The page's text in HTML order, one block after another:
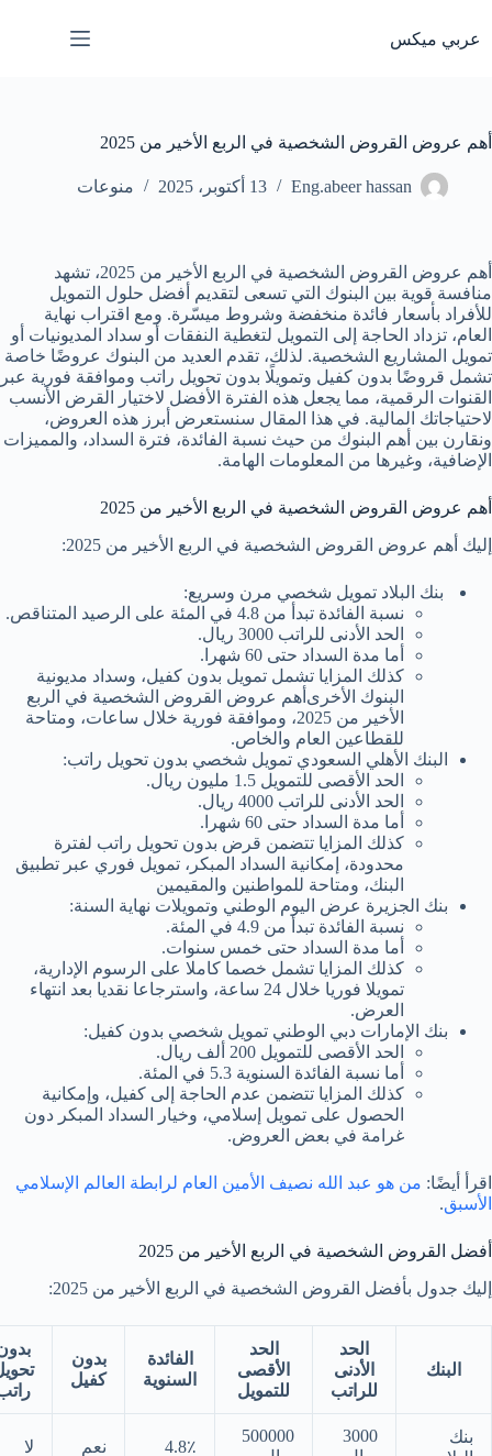
المحتوى
عربي ميكس
⁩أهم عروض القروض الشخصية في الربع الأخير من 2025
Eng.abeer hassan 13 أكتوبر، 2025 منوعات
⁩أهم عروض القروض الشخصية في الربع الأخير من 2025، تشهد
منافسة قوية بين البنوك التي تسعى لتقديم أفضل حلول التمويل
للأفراد بأسعار فائدة منخفضة وشروط ميسّرة. ومع اقتراب نهاية
العام، تزداد الحاجة إلى التمويل لتغطية النفقات أو سداد المديونيات أو
تمويل المشاريع الشخصية. لذلك، تقدم العديد من البنوك عروضًا خاصة
تشمل قروضًا بدون كفيل وتمويلًا بدون تحويل راتب وموافقة فورية عبر
القنوات الرقمية، مما يجعل هذه الفترة الأفضل لاختيار القرض الأنسب
لاحتياجاتك المالية. في هذا المقال سنستعرض أبرز هذه العروض،
ونقارن بين أهم البنوك من حيث نسبة الفائدة، فترة السداد، والمميزات
الإضافية، وغيرها من المعلومات الهامة.
⁩أهم عروض القروض الشخصية في الربع الأخير من 2025
إليك ⁩أهم عروض القروض الشخصية في الربع الأخير من 2025:
بنك البلاد تمويل شخصي مرن وسريع:
نسبة الفائدة تبدأ من 4.8 في المئة على الرصيد المتناقص.
الحد الأدنى للراتب 3000 ريال.
أما مدة السداد حتى 60 شهرا.
كذلك المزايا تشمل تمويل بدون كفيل، وسداد مديونية
البنوك الأخرى⁩أهم عروض القروض الشخصية في الربع
الأخير من 2025، وموافقة فورية خلال ساعات، ومتاحة
للقطاعين العام والخاص.
البنك الأهلي السعودي تمويل شخصي بدون تحويل راتب:
الحد الأقصى للتمويل 1.5 مليون ريال.
الحد الأدنى للراتب 4000 ريال.
أما مدة السداد حتى 60 شهرا.
كذلك المزايا تتضمن قرض بدون تحويل راتب لفترة
محدودة، إمكانية السداد المبكر، تمويل فوري عبر تطبيق
البنك، ومتاحة للمواطنين والمقيمين
بنك الجزيرة عرض اليوم الوطني وتمويلات نهاية السنة:
نسبة الفائدة تبدأ من 4.9 في المئة.
أما مدة السداد حتى خمس سنوات.
كذلك المزايا تشمل خصما كاملا على الرسوم الإدارية،
تمويلا فوريا خلال 24 ساعة، واسترجاعا نقديا بعد انتهاء
العرض.
بنك الإمارات دبي الوطني تمويل شخصي بدون كفيل:
الحد الأقصى للتمويل 200 ألف ريال.
أما نسبة الفائدة السنوية 5.3 في المئة.
كذلك المزايا تتضمن عدم الحاجة إلى كفيل، وإمكانية
الحصول على تمويل إسلامي، وخيار السداد المبكر دون
غرامة في بعض العروض.
اقرأ أيضًا: من هو عبد الله نصيف الأمين العام لرابطة العالم الإسلامي
الأسبق.
أفضل القروض الشخصية في الربع الأخير من 2025
إليك جدول بأفضل القروض الشخصية في الربع الأخير من 2025:
البنك
الحد
الأدنى
للراتب
الحد
الأقصى
للتمويل
الفائدة
السنوية
بدون
كفيل
بنك
3000
500000
4.8٪ نعم لا